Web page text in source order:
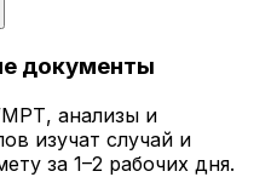
документы
анализы и
изучат случай и
за 1–2 рабочих дня.